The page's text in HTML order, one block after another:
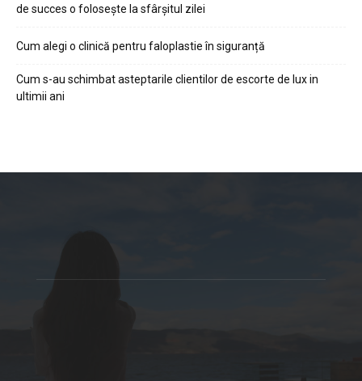
de succes o folosește la sfârșitul zilei
Cum alegi o clinică pentru faloplastie în siguranță
Cum s-au schimbat asteptarile clientilor de escorte de lux in
ultimii ani